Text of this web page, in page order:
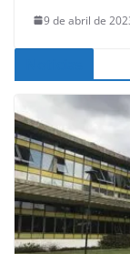
9 de abril de